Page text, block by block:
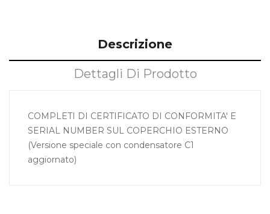
Descrizione
Dettagli Di Prodotto
COMPLETI DI CERTIFICATO DI CONFORMITA' E
SERIAL NUMBER SUL COPERCHIO ESTERNO
(Versione speciale con condensatore C1
aggiornato)